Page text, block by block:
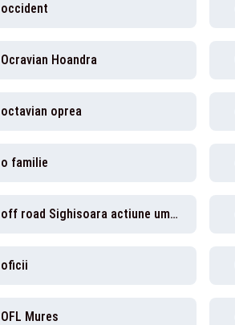
occident
Ocravian Hoandra
octavian oprea
o familie
off road Sighisoara actiune umanitara
oficii
OFL Mures